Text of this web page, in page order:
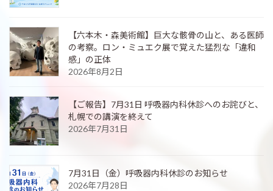
【六本木・森美術館】巨大な骸骨の山と、ある医師
の考察。ロン・ミュエク展で覚えた猛烈な「違和
感」の正体
2026年8月2日
【ご報告】7月31日 呼吸器内科休診へのお詫びと、
札幌での講演を終えて
2026年7月31日
7月31日（金）呼吸器内科休診のお知らせ
2026年7月28日